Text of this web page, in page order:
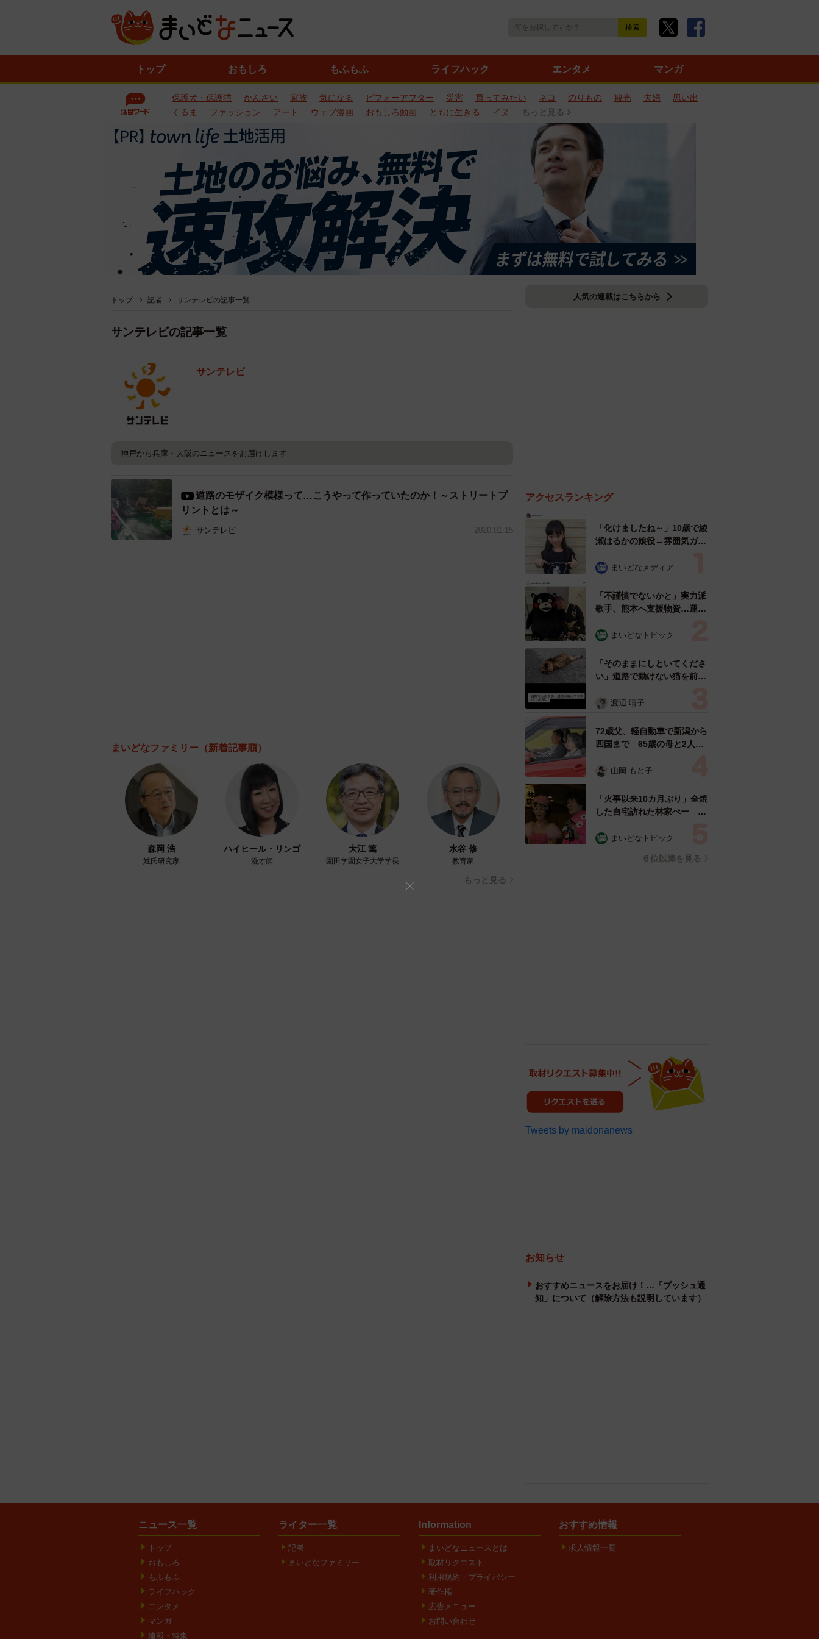
トップ おもしろ もふもふ ライフハック エンタメ マンガ
保護犬・保護猫 かんさい 家族 気になる ビフォーアフター 災害 買ってみたい ネコ のりもの 観光 夫婦
思い出
くるま
ファッション アート ウェブ漫画 おもしろ動画 ともに生きる イヌ もっと見る
トップ 記者 サンテレビの記事一覧
サンテレビの記事一覧
サンテレビ
神戸から兵庫・大阪のニュースをお届けします
道路のモザイク模様って…こうやって作っていたのか！～ストリートプ
リントとは～
サンテレビ 2020.01.15
まいどなファミリー （新着記事順）
森岡 浩
姓氏研究家
ハイヒール・リンゴ
漫才師
大江 篤
園田学園女子大学学長
水谷 修
教育家
もっと見る
人気の連載はこちらから
アクセスランキング
「化けましたね～」10歳で綾
瀬はるかの娘役→雰囲気ガラ
雰囲気が」「宝塚に入れそ
まいどなメディア
「不謹慎でないかと」実力派
歌手、熊本へ支援物資…運搬
めらい 「痛いほど伝わる」
まいどなトピック
「そのままにしといてくださ
い」道路で動けない猫を前に
ようとした4日間 「命の重
表の訴え
渡辺 晴子
72歳父、軽自動車で新潟から
四国まで 65歳の母と2人で
憩まで分刻み… 「大学生で
山岡 もと子
「火事以来10カ月ぶり」全焼
した自宅訪れた林家ぺー 内
ン状態の部屋に呆然
まいどなトピック
６位以降を見る
Tweets by maidonanews
お知らせ
おすすめニュースをお届け！…「プッシュ通
知」について（解除方法も説明しています）
ニュース一覧
トップ
おもしろ
もふもふ
ライフハック
エンタメ
マンガ
連載・特集
ライター一覧
記者
まいどなファミリー
Information
まいどなニュースとは
取材リクエスト
利用規約・プライバシー
著作権
広告メニュー
お問い合わせ
おすすめ情報
求人情報一覧